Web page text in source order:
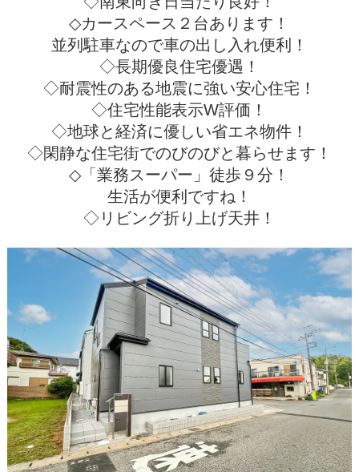
◇カースペース２台あります！
並列駐車なので車の出し入れ便利！
◇長期優良住宅優遇！
◇耐震性のある地震に強い安心住宅！
◇住宅性能表示W評価！
◇地球と経済に優しい省エネ物件！
◇閑静な住宅街でのびのびと暮らせます！
◇「業務スーパー」徒歩９分！
生活が便利ですね！
◇リビング折り上げ天井！